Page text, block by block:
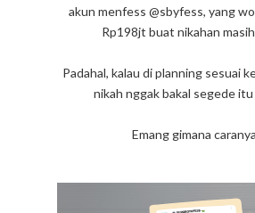
akun menfess @sbyfess, yang
Rp198jt buat nikahan
Padahal, kalau di planning sesuai
nikah nggak bakal segede itu
Emang gimana